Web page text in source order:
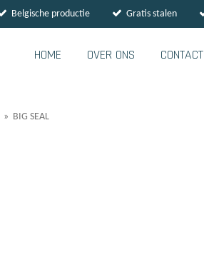
Belgische productie Gratis stalen
HOME OVER ONS CONTACT
» BIG SEAL